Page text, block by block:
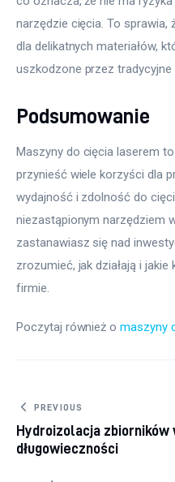
narzędzie cięcia. To sprawia,
dla delikatnych materiałów,
uszkodzone przez tradycyjne
Podsumowanie
Maszyny do cięcia laserem
przynieść wiele korzyści dla
wydajność i zdolność do
niezastąpionym narzędziem
zastanawiasz się nad
zrozumieć, jak działają i
firmie.
Poczytaj również o maszyny
Nawigacja wpisu
PREVIOUS
Hydroizolacja zbiorników
długowieczności